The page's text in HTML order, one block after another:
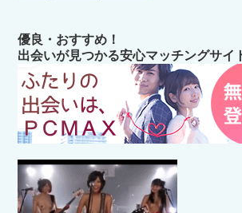
優良・おすすめ！
出会いが見つかる安心マッチングサイ